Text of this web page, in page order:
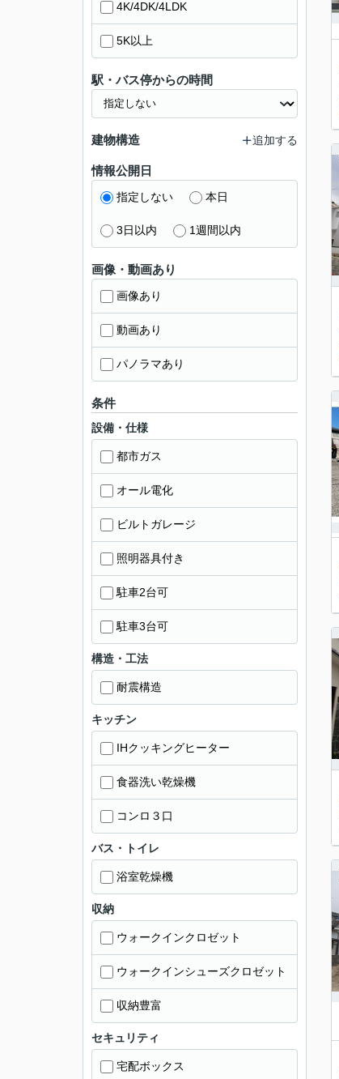
4K/4DK/4LDK
5K以上
駅・バス停からの時間
建物構造 追加する
情報公開日
指定しない 本日
3日以内 1週間以内
画像・動画あり
画像あり
動画あり
パノラマあり
条件
設備・仕様
都市ガス
オール電化
ビルトガレージ
照明器具付き
駐車2台可
駐車3台可
構造・工法
耐震構造
キッチン
IHクッキングヒーター
食器洗い乾燥機
コンロ３口
バス・トイレ
浴室乾燥機
収納
ウォークインクロゼット
ウォークインシューズクロゼット
収納豊富
セキュリティ
宅配ボックス